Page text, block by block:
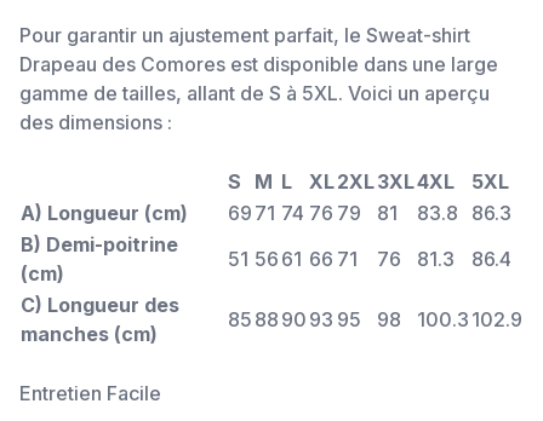
Pour garantir un ajustement parfait, le Sweat-shirt
Drapeau des Comores est disponible dans une large
gamme de tailles, allant de S à 5XL. Voici un aperçu
des dimensions :
S M L XL2XL3XL4XL
5XL
A) Longueur (cm)
69 71 74 76 79 81 83.8
86.3
B) Demi-poitrine
(cm)
51 56 61 66 71 76 81.3
86.4
C) Longueur des
manches (cm)
85 88 90 93 95 98 100.3 102.9
Entretien Facile